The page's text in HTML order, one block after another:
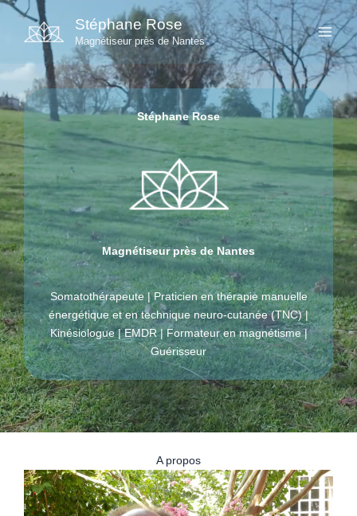
Aller
contenu
Stéphane Rose
Magnétiseur près de Nantes
Stéphane Rose
Magnétiseur près de Nantes
Somatothérapeute | Praticien en thérapie manuelle
énergétique et en technique neuro-cutanée (TNC) |
Kinésiologue | EMDR | Formateur en magnétisme |
Guérisseur
A propos